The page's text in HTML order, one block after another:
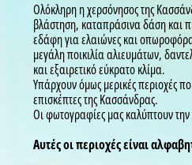
Ολόκληρη η χερσόνησος της
βλάστηση, καταπράσινα δάση και
εδάφη για ελαιώνες και
μεγάλη ποικιλία αλιευμάτων,
και εξαιρετικό εύκρατο κλίμα.
Υπάρχουν όμως μερικές περιοχές
επισκέπτες της Κασσάνδρας.
Οι φωτογραφίες μας καλύπτουν
Αυτές οι περιοχές είναι